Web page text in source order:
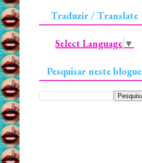
Traduzir / Translate
Select Language ▼
Pesquisar neste blogue